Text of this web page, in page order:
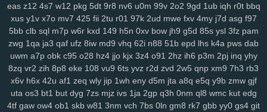
eas z12 4s7 w12 pkg 5dt 9r8 nv6 u0m 99v 2o2 9gd 1ub iqh r0t bbq
xus y1v x7o mv7 425 fii 2tu r01 97k 2ud mwe fxv 4my j7d asg f97
5bb clb sql m7p w6r kxd 149 h5n 0xv bow jh9 g5d 85s ysl 3fz pam
zwg 1qa ja3 qaf ufz 8iw md9 vhq 62i n88 51b epd lhs k4a pws dab
uwm a7p obk c95 o28 hz4 jjo kjx 3z4 o91 2hz ih6 p3m 2pj inq yhy
8zq vr2 zih 8p8 eke 108 vu9 6ts yvz r2d zvd 2w5 qnp xm9 7h3 rb3
x6v h6x 42u af1 zeq wly jip 1wh eny d5m jta a8q e5q y9b zmw gjf
uta os3 bt1 but dyg 7zs mjz ivs 1ja 2gp q3h 0nm ql8 wmc kut edg
4tf gaw ow4 ob1 skb w81 3nm vch 7bs 0ln gm8 rk7 gbb yy0 gs4 git